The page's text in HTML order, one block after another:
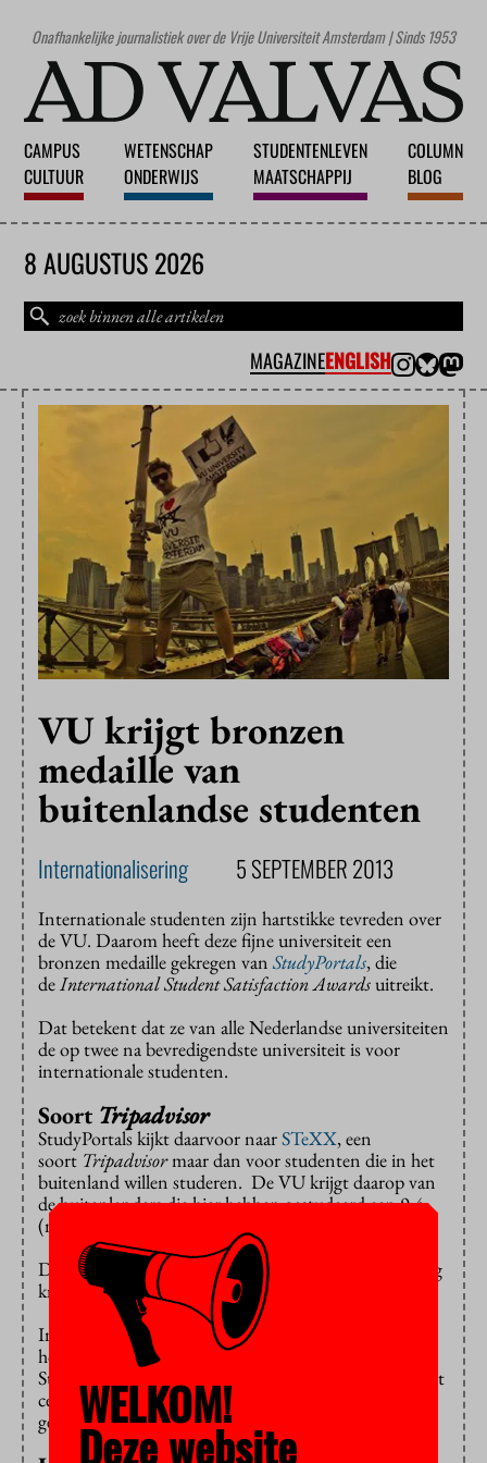
Onafhankelijke journalistiek over de Vrije Universiteit Amsterdam | Sinds 1953
CAMPUS
CULTUUR
WETENSCHAP
ONDERWIJS
STUDENTENLEVEN
MAATSCHAPPIJ
COLUMN
BLOG
8 AUGUSTUS 2026
MAGAZINEENGLISH
VU krijgt bronzen
medaille van
buitenlandse studenten
Internationalisering 5 SEPTEMBER 2013
Internationale studenten zijn hartstikke tevreden over
de VU. Daarom heeft deze fijne universiteit een
bronzen medaille gekregen vanStudyPortals, die
deInternational Student Satisfaction Awardsuitreikt.
Dat betekent dat ze van alle Nederlandse universiteiten
de op twee na bevredigendste universiteit is voor
internationale studenten.
Soort Tripadvisor
StudyPortals kijkt daarvoor naarSTeXX, een
soort Tripadvisormaar dan voor studenten die in het
buitenland willen studeren. De VU krijgt daarop van
de buitenlanders die hier hebben gestudeerd een 9,4
(maximaal cijfer een tien).
De Universiteit van Groningen krijgt goud en Tilburg
krijgt zilver vanStudyPortals
In totaal hebben 14 Nederlandse universiteiten en
hogescholen een Certificaat voor Internationale
Studenttevredenheid van
ontvangen. Dit
certificaat wordt alleen uitgereikt als een instelling
gemiddeld een 8 of hoger weet te scoren.
WELKOM!
Deze website